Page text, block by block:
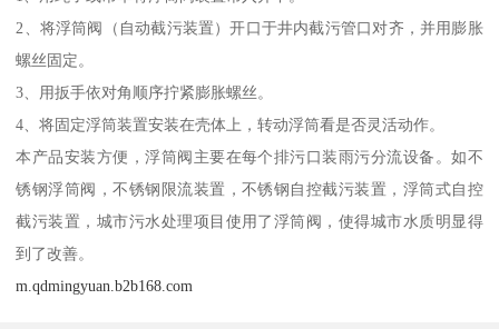
2、将浮筒阀（自动截污装置）开口于井内截污管口对齐，并用膨胀
螺丝固定。
3、用扳手依对角顺序拧紧膨胀螺丝。
4、将固定浮筒装置安装在壳体上，转动浮筒看是否灵活动作。
本产品安装方便，浮筒阀主要在每个排污口装雨污分流设备。如不
锈钢浮筒阀，不锈钢限流装置，不锈钢自控截污装置，浮筒式自控
截污装置，城市污水处理项目使用了浮筒阀，使得城市水质明显得
到了改善。
m.qdmingyuan.b2b168.com